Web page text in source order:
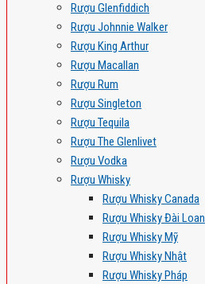
Rượu Glenfiddich
Rượu Johnnie Walker
Rượu King Arthur
Rượu Macallan
Rượu Rum
Rượu Singleton
Rượu Tequila
Rượu The Glenlivet
Rượu Vodka
Rượu Whisky
Rượu Whisky Canada
Rượu Whisky Đài Loan
Rượu Whisky Mỹ
Rượu Whisky Nhật
Rượu Whisky Pháp